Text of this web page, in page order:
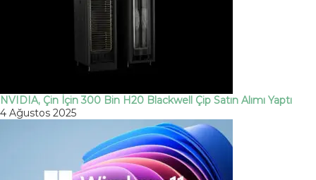
NVIDIA, Çin İçin 300 Bin H20 Blackwell Çip Satın Alımı Yaptı
4 Ağustos 2025